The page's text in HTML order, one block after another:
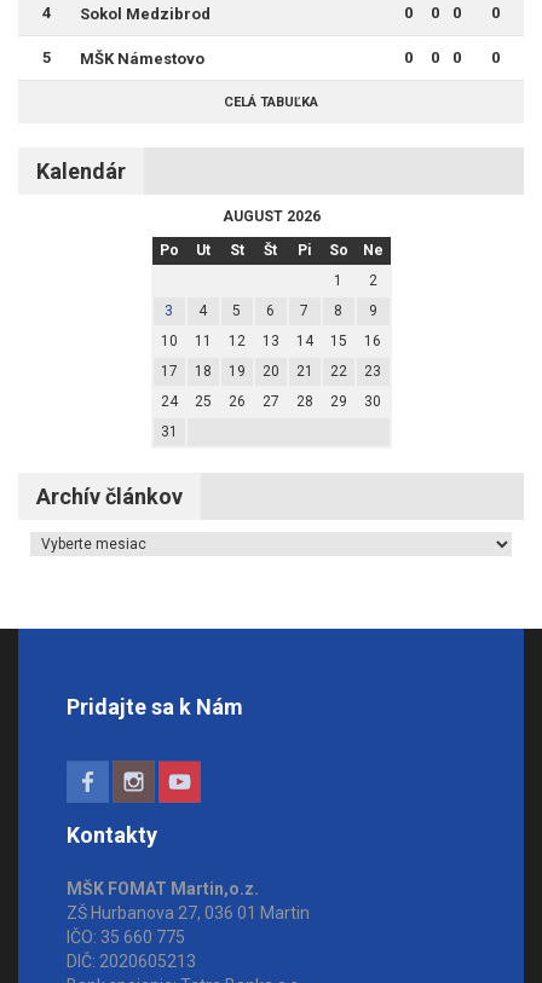
4 Sokol Medzibrod 0 0 0 0
5 MŠK Námestovo 0 0 0 0
CELÁ TABUĽKA
Kalendár
AUGUST 2026
Po
Ut St Št Pi So
Ne
1
2
3
4 5 6 7 8
9
10
11 12 13 14 15
16
17
18 19 20 21 22
23
24
25 26 27 28 29
30
31
Archív článkov
Archív článkov
Pridajte sa k Nám
Kontakty
MŠK FOMAT Martin,o.z.
ZŠ Hurbanova 27, 036 01 Martin
IČO: 35 660 775
DIČ: 2020605213